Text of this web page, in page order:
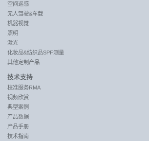
空间遥感
无人驾驶&车载
机器视觉
照明
激光
化妆品&纺织品SPF测量
其他定制产品
技术支持
校准服务RMA
视频欣赏
典型案例
产品数据
产品手册
技术指南